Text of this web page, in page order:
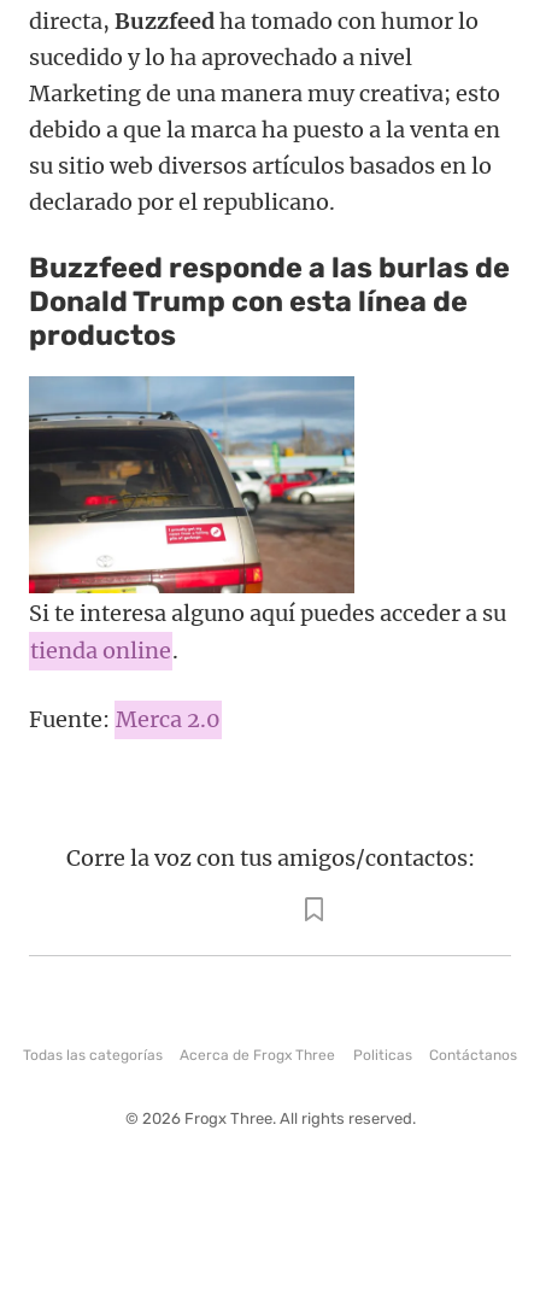
directa, Buzzfeedha tomado con humor lo
sucedido y lo ha aprovechado a nivel
Marketing de una manera muy creativa; esto
debido a que la marca ha puesto a la venta en
su sitio web diversos artículos basados en lo
declarado por el republicano.
Buzzfeed responde a las burlas de
Donald Trump con esta línea de
productos
Si te interesa alguno aquí puedes acceder a su
tienda online.
Fuente: Merca 2.0
Corre la voz con tus amigos/contactos:
Todas las categorías Acerca de Frogx Three Politicas Contáctanos
© 2026 Frogx Three. All rights reserved.